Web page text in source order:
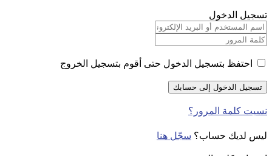
تسجيل الدخول
احتفظ بتسجيل الدخول حتى أقوم بتسجيل الخروج
نسيت كلمة المرور؟
ليس لديك حساب؟ سجّل هنا